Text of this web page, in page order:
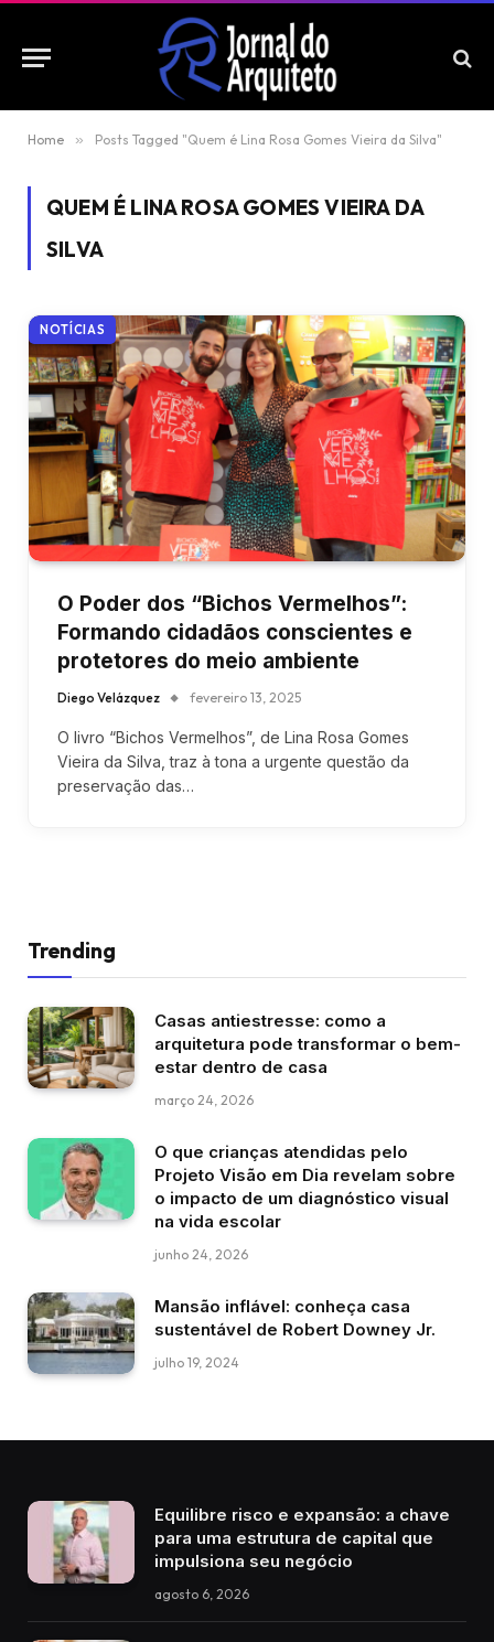
Home » Posts Tagged "Quem é Lina Rosa Gomes Vieira da Silva"
QUEM É LINA ROSA GOMES VIEIRA DA
SILVA
NOTÍCIAS
O Poder dos “Bichos Vermelhos”:
Formando cidadãos conscientes e
protetores do meio ambiente
Diego Velázquez fevereiro 13, 2025
O livro “Bichos Vermelhos”, de Lina Rosa Gomes
Vieira da Silva, traz à tona a urgente questão da
preservação das…
Trending
Casas antiestresse: como a
arquitetura pode transformar o bem-
estar dentro de casa
março 24, 2026
O que crianças atendidas pelo
Projeto Visão em Dia revelam sobre
o impacto de um diagnóstico visual
na vida escolar
junho 24, 2026
Mansão inflável: conheça casa
sustentável de Robert Downey Jr.
julho 19, 2024
Equilibre risco e expansão: a chave
para uma estrutura de capital que
impulsiona seu negócio
agosto 6, 2026